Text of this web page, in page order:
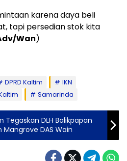
karena daya beli
tapi persedian stok kita
Wan)
DPRD Kaltim
IKN
Samarinda
Tegaskan DLH Balikpapan
Mangrove DAS Wain